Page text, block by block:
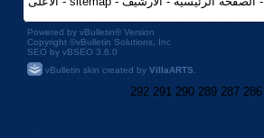
Powered by vBulletin®Version
Copyright ©vBulletin Solutions, Inc
SEO by vBSEO 3.6.0
vBulletin skin created by VillaARTS
286
287
289
290
291
292